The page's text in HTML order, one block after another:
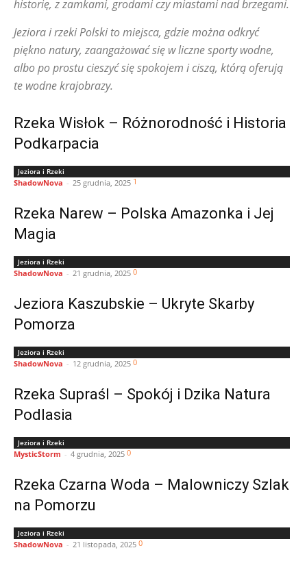
historię, z zamkami, grodami czy miastami nad brzegami.
Jeziora i rzeki Polski to miejsca, gdzie można odkryć
piękno natury, zaangażować się w liczne sporty wodne,
albo po prostu cieszyć się spokojem i ciszą, którą oferują
te wodne krajobrazy.
Rzeka Wisłok – Różnorodność i Historia
Podkarpacia
Jeziora i Rzeki
ShadowNova - 25 grudnia, 2025 1
Rzeka Narew – Polska Amazonka i Jej
Magia
Jeziora i Rzeki
ShadowNova - 21 grudnia, 2025 0
Jeziora Kaszubskie – Ukryte Skarby
Pomorza
Jeziora i Rzeki
ShadowNova - 12 grudnia, 2025 0
Rzeka Supraśl – Spokój i Dzika Natura
Podlasia
Jeziora i Rzeki
MysticStorm - 4 grudnia, 2025 0
Rzeka Czarna Woda – Malowniczy Szlak
na Pomorzu
Jeziora i Rzeki
ShadowNova - 21 listopada, 2025 0